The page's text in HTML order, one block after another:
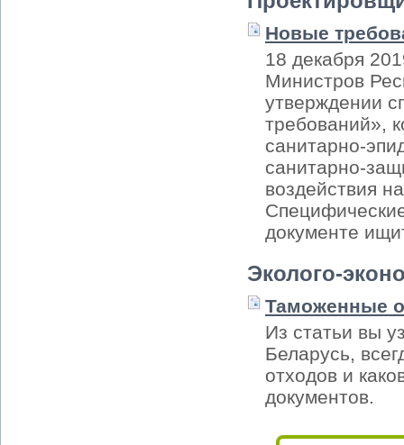
Новые
18 декабря
Министров
утверждении
требований»,
санитарно-
санитарно-
воздействия
документе
Эколого-
Таможенные
Из статьи вы
Беларусь,
отходов и
документов.